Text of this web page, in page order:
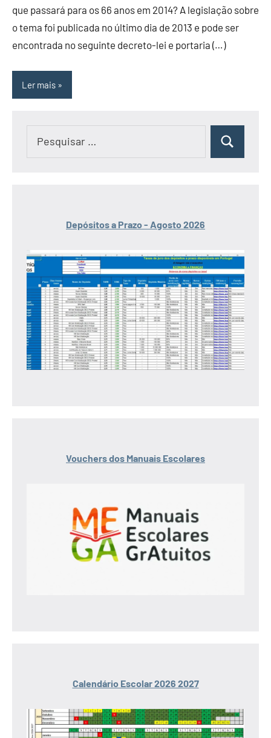
que passará para os 66 anos em 2014? A legislação sobre
o tema foi publicada no último dia de 2013 e pode ser
encontrada no seguinte decreto-lei e portaria (…)
Ler mais
Pesquisar
Depósitos a Prazo - Agosto 2026
Vouchers dos Manuais Escolares
Calendário Escolar 2026 2027